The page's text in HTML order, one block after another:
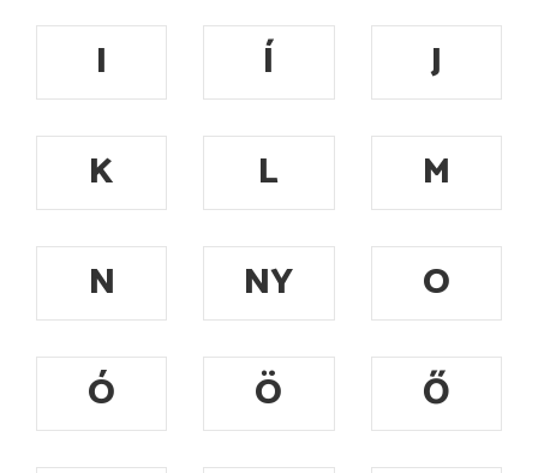
I
Í
J
K
L
M
N
NY
O
Ó
Ö
Ő